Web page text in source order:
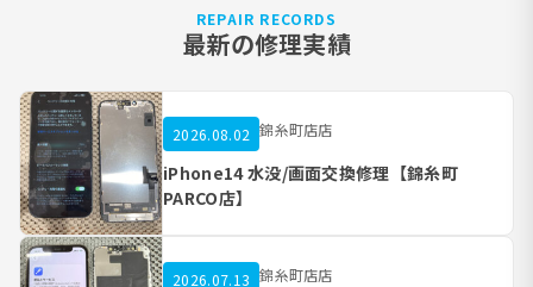
REPAIR RECORDS
最新の修理実績
2026.08.02 錦糸町店店
iPhone14 水没/画面交換修理【錦糸町
PARCO店】
2026.07.13 錦糸町店店